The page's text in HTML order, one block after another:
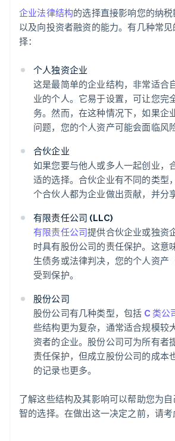
企业法律结构的选择直接影响您的纳
以及向投资者融资的能力。有几种常
择：
个人独资企业
这是最简单的企业结构，非常适合
业的个人。它易于设置，可让您完
务。然而，在这种情况下，如果企
问题，您的个人资产可能会面临风险
合伙企业
如果您要与他人或多人一起创业，
适的选择。合伙企业有不同的类型
个合伙人都为企业做出贡献，并分
有限责任公司 (LLC)
有限责任公司提供合伙企业或独资
时具有股份公司的责任保护。这意
生债务或法律判决，您的个人资产
受到保护。
股份公司
股份公司有几种类型，包括 C 类公
些结构更为复杂，通常适合规模较
资者的企业。股份公司可为所有者
责任保护，但成立股份公司的成本
的记录也更多。
了解这些结构及其影响可以帮助您为
智的选择。在做出这一决定之前，请考